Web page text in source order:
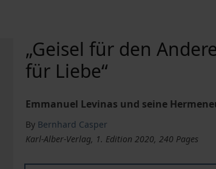
„Geisel für den
für Liebe“
Emmanuel Levinas und seine
By Bernhard Casper
Karl-Alber-Verlag, 1. Edition 2020, 240 Pages